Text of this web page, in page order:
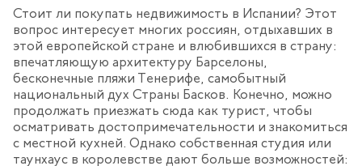
Стоит ли покупать недвижимость в Испании? Этот
вопрос интересует многих россиян, отдыхавших в
этой европейской стране и влюбившихся в страну:
впечатляющую архитектуру Барселоны,
бесконечные пляжи Тенерифе, самобытный
национальный дух Страны Басков. Конечно, можно
продолжать приезжать сюда как турист, чтобы
осматривать достопримечательности и знакомиться
с местной кухней. Однако собственная студия или
таунхаус в королевстве дают больше возможностей: